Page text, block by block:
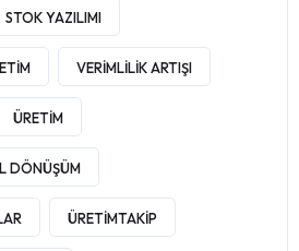
STOK YAZILIMI
VERIMLILIK ARTIŞI
ÜRETIM
DÖNÜŞÜM
ÜRETIMTAKIP